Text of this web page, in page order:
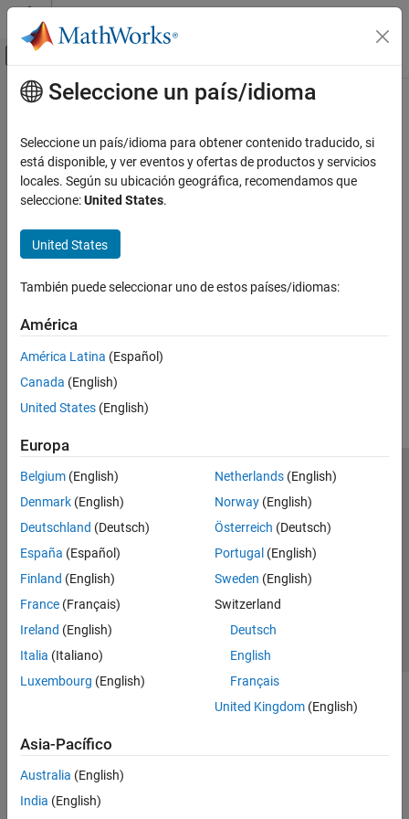
Saltar al contenido
Mostrar/ocultar menú de navegación
Inicio de Documentación
Contenido principal
How useful was this information?
Seleccione un país/idioma
Seleccione un país/idioma para obtener contenido traducido, si
está disponible, y ver eventos y ofertas de productos y servicios
locales. Según su ubicación geográfica, recomendamos que
seleccione:United States.
United States
También puede seleccionar uno de estos países/idiomas:
América
América Latina (Español)
Canada (English)
United States (English)
Europa
Belgium (English)
Denmark (English)
Deutschland (Deutsch)
España (Español)
Finland (English)
France (Français)
Ireland (English)
Italia (Italiano)
Luxembourg (English)
Netherlands(English)
Norway(English)
Österreich (Deutsch)
Portugal (English)
Sweden (English)
Switzerland
Deutsch
English
Français
United Kingdom(English)
Asia-Pacífico
Australia (English)
India (English)
Centro de confianza
Marcas comerciales
Política de privacidad
Antipiratería
Estado de las aplicaciones
Información de contacto
© 1994-2026 The MathWorks, Inc.